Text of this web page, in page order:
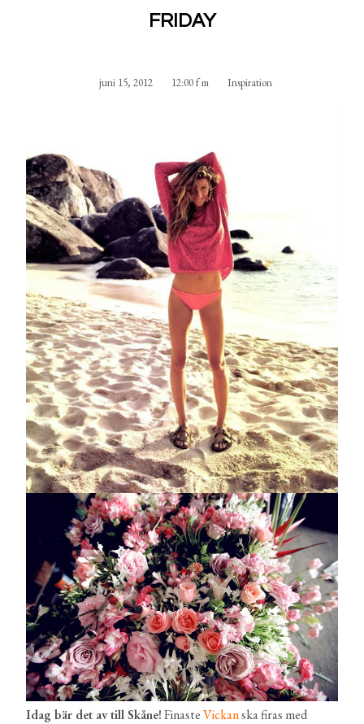
FRIDAY
juni 15, 2012 12:00 f m Inspiration
Idag bär det av till Skåne!FinasteVickanska firas med